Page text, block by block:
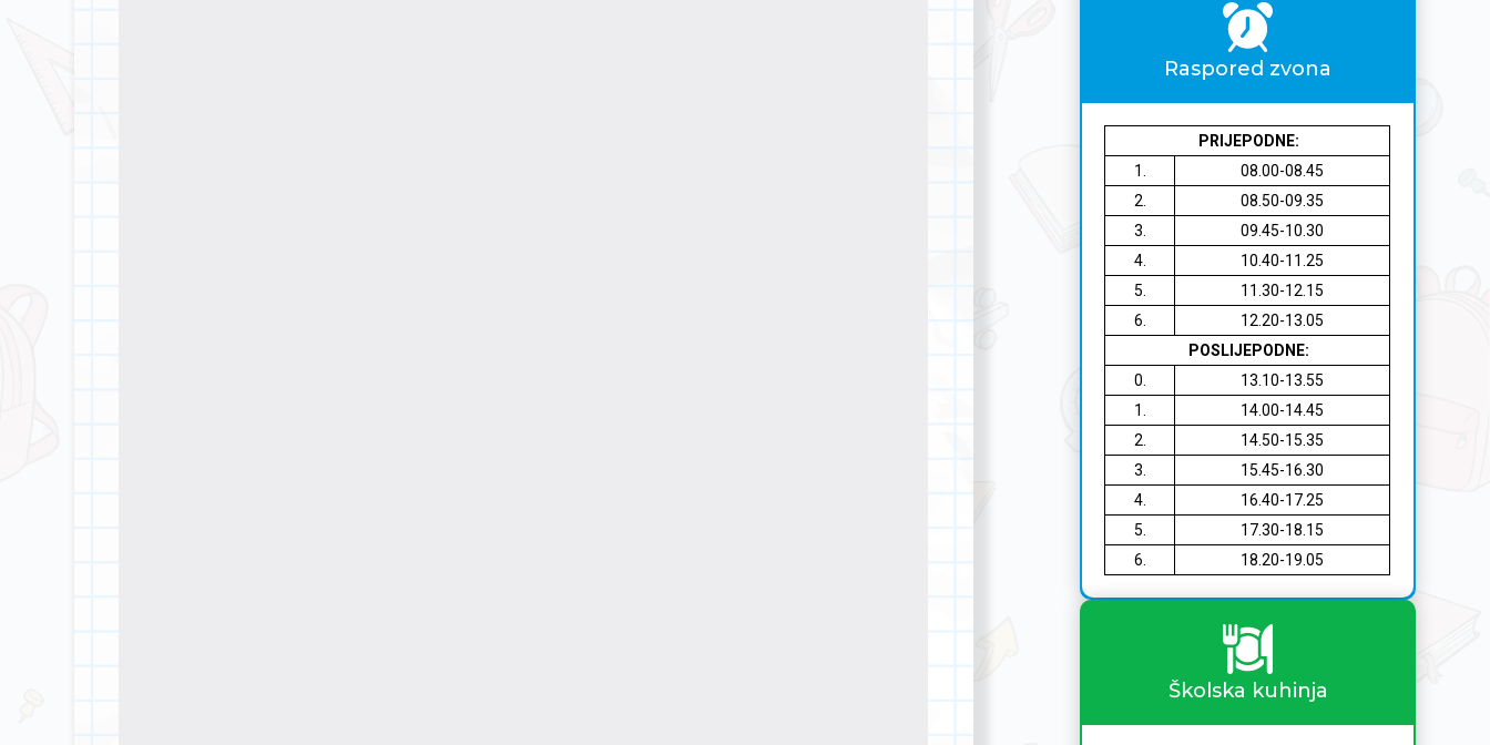
Raspored zvona
PRIJEPODNE:
1.
08.00-08.45
2.
08.50-09.35
3.
09.45-10.30
4.
10.40-11.25
5.
11.30-12.15
6.
12.20-13.05
POSLIJEPODNE:
0.
13.10-13.55
1.
14.00-14.45
2.
14.50-15.35
3.
15.45-16.30
4.
16.40-17.25
5.
17.30-18.15
6.
18.20-19.05
Školska kuhinja